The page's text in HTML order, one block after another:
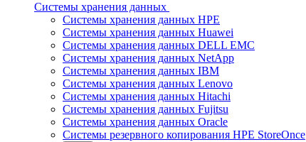
Системы хранения данных
Системы хранения данных HPE
Системы хранения данных Huawei
Системы хранения данных DELL EMC
Cистемы хранения данных NetApp
Системы хранения данных IBM
Системы хранения данных Lenovo
Системы хранения данных Hitachi
Системы хранения данных Fujitsu
Системы хранения данных Oracle
Системы резервного копирования HPE StoreOnce